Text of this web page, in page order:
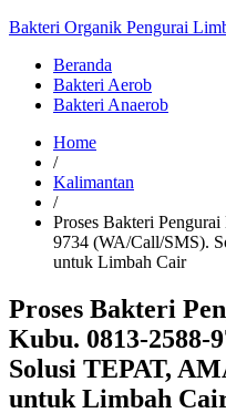
Bakteri Organik Pengurai
Beranda
Bakteri Aerob
Bakteri Anaerob
Home
/
Kalimantan
/
Proses Bakteri
9734 (WA/Call/SMS).
untuk Limbah Cair
Proses Bakteri
Kubu. 0813-2588-
Solusi TEPAT,
untuk Limbah